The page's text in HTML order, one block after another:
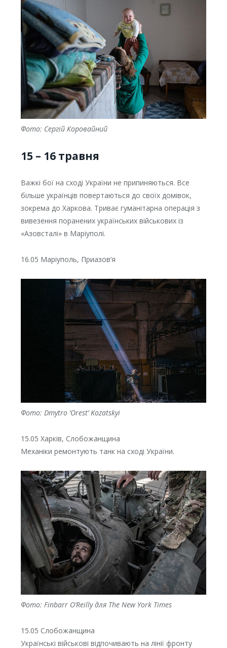
Фото: Сергій Коровайний
15 – 16 травня
Важкі бої на сході України не припиняються. Все
більше українців повертаються до своїх домівок,
зокрема до Харкова. Триває гуманітарна операція з
вивезення поранених українських військових із
«Азовсталі» в Маріуполі.
16.05 Маріуполь, Приазов’я
Фото: Dmytro ‘Orest’ Kozatskyi
15.05 Харків, Слобожанщина
Механіки ремонтують танк на сході України.
Фото: Finbarr O’Reilly для The New York Times
15.05 Слобожанщина
Українські військові відпочивають на лінії фронту